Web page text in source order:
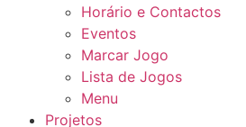
Horário e Contactos
Eventos
Marcar Jogo
Lista de Jogos
Menu
Projetos